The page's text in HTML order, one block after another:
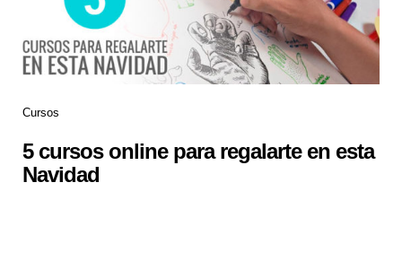
Cursos
5 cursos online para regalarte en esta
Navidad